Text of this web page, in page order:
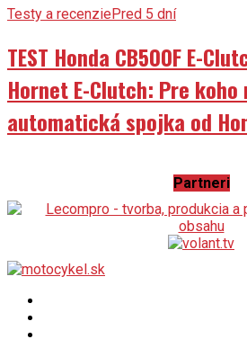
Testy a recenziePred 5 dní
TEST Honda CB500F E-
Hornet E-Clutch: Pre koho
automatická spojka od
Partneri